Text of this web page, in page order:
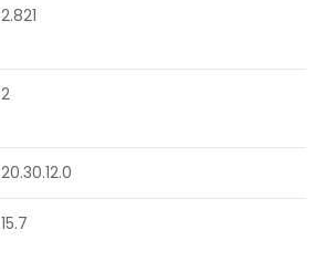
2.821
2
20.30.12.0
15.7